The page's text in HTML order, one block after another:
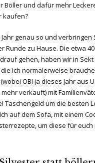
Böller und dafür mehr
kaufen?
genau so und verbringen
Runde zu Hause. Die etwa
gehen, haben wir in Sekt
ich normalerweise
OBI ja dieses Jahr aus
verkauft) mit
Taschengeld um die besten
auf dem Sofa, mit einem
um diese für euch